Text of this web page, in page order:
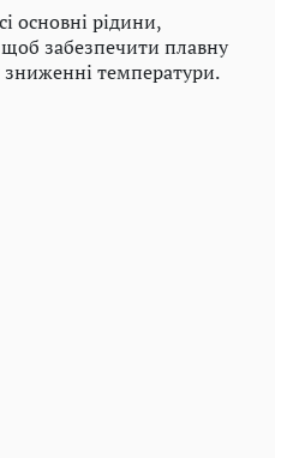
основні рідини,
забезпечити плавну
температури.